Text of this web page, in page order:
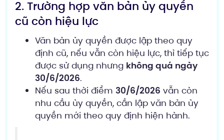
2. Trường hợp văn bản ủy quyền
cũ còn hiệu lực
Văn bản ủy quyền được lập theo quy
định cũ, nếu vẫn còn hiệu lực, thì tiếp tục
được sử dụng nhưng không quá ngày
30/6/2026.
Nếu sau thời điểm 30/6/2026 vẫn còn
nhu cầu ủy quyền, cần lập văn bản ủy
quyền mới theo quy định hiện hành.